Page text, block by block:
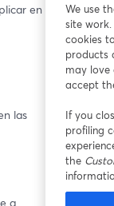
en tu
las
a
We use
site
cookies
products
may love
accept
If you
profiling
the